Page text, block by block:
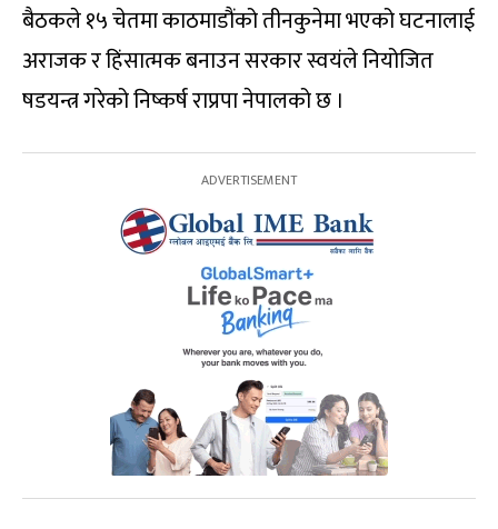
बैठकले १५ चेतमा काठमाडौंको तीनकुनेमा भएको घटनालाई
अराजक र हिंसात्मक बनाउन सरकार स्वयंले नियोजित
षडयन्त्र गरेको निष्कर्ष राप्रपा नेपालको छ ।